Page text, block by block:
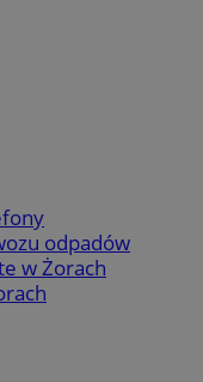
odpadów
w Żorach